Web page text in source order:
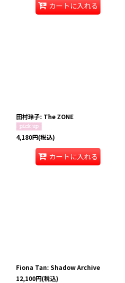
カートに入れる
田村玲子: The ZONE
4,180円(税込)
カートに入れる
Fiona Tan: Shadow Archive
12,100円(税込)